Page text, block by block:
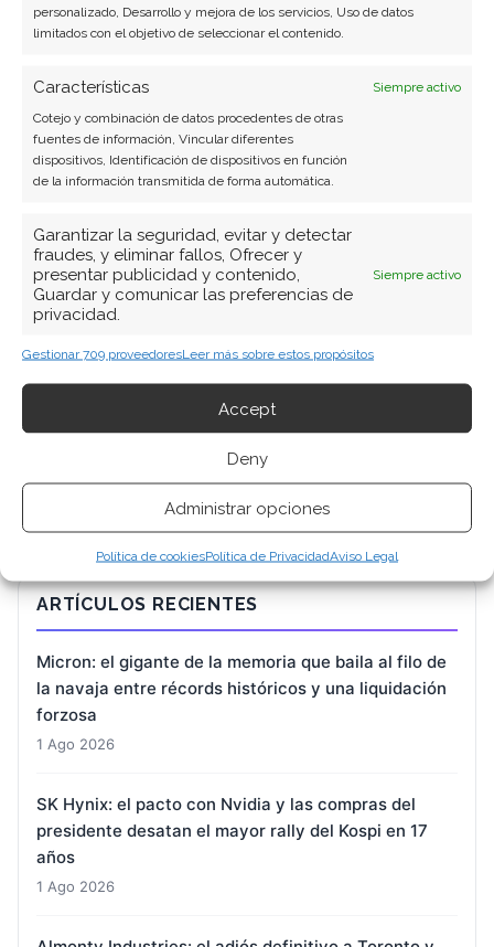
personalizado, Desarrollo y mejora de los servicios, Uso de datos
limitados con el objetivo de seleccionar el contenido.
Características
Siempre activo
Cotejo y combinación de datos procedentes de otras
fuentes de información, Vincular diferentes
dispositivos, Identificación de dispositivos en función
de la información transmitida de forma automática.
Garantizar la seguridad, evitar y detectar
fraudes, y eliminar fallos, Ofrecer y
presentar publicidad y contenido,
Guardar y comunicar las preferencias de
privacidad.
Siempre activo
Gestionar 709 proveedoresLeer más sobre estos propósitos
Accept
Deny
Administrar opciones
Política de cookiesPolítica de PrivacidadAviso Legal
BUSCAR
ARTÍCULOS RECIENTES
Micron: el gigante de la memoria que baila al filo de
la navaja entre récords históricos y una liquidación
forzosa
1 Ago 2026
SK Hynix: el pacto con Nvidia y las compras del
presidente desatan el mayor rally del Kospi en 17
años
1 Ago 2026